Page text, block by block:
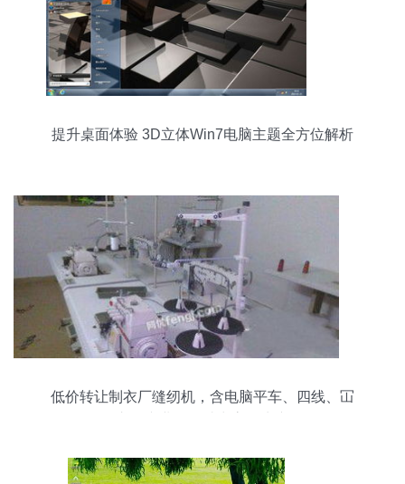
提升桌面体验 3D立体Win7电脑主题全方位解析
低价转让制衣厂缝纫机，含电脑平车、四线、冚